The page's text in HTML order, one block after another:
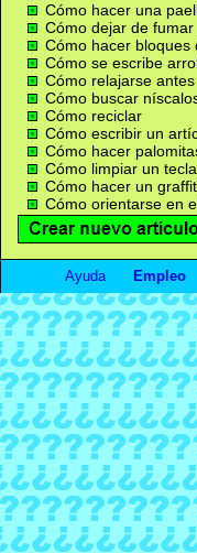
Cómo hacer una
Cómo dejar de fumar
Cómo hacer bloques
Cómo se escribe
Cómo relajarse
Cómo buscar
Cómo reciclar
Cómo escribir un
Cómo hacer
Cómo limpiar un
Cómo hacer un
Cómo orientarse en
Ayuda Empleo